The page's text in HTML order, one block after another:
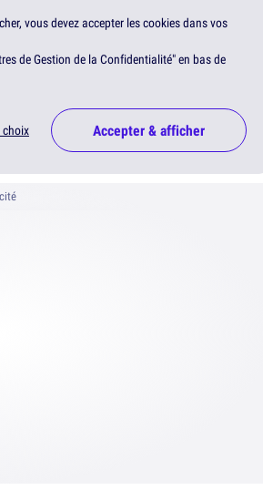
vous devez accepter les cookies dans vos
de Gestion de la Confidentialité" en bas de
choix Accepter & afficher